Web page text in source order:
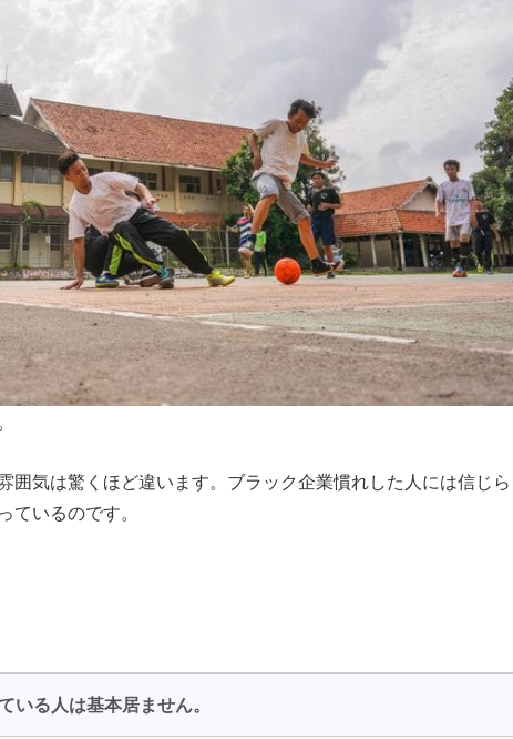
囲気は驚くほど違います。ブラック企業慣れした人には信じら
ているのです。
いる人は基本居ません。